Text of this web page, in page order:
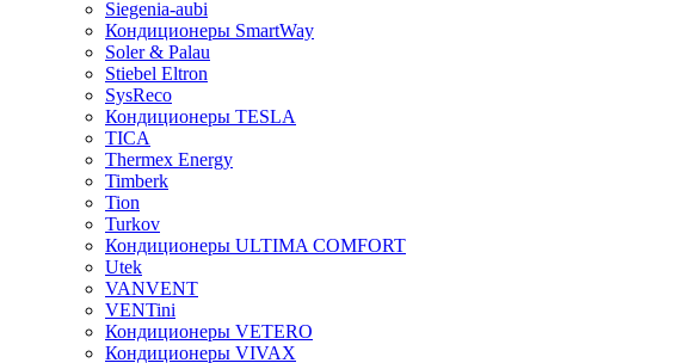
Siegenia-aubi
Кондиционеры SmartWay
Soler & Palau
Stiebel Eltron
SysReco
Кондиционеры TESLA
TICA
Thermex Energy
Timberk
Tion
Turkov
Кондиционеры ULTIMA COMFORT
Utek
VANVENT
VENTini
Кондиционеры VETERO
Кондиционеры VIVAX